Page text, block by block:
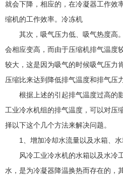
就会下降，相应的，在冷凝器工作效
缩机的工作效率。冷冻机
其次，吸气压力低、吸气热度高
会相应变高，而由于压缩机排气温度
较大，这是因为吸气的时候吸气压力
压缩比来达到降低排气温度和排气压
根据上述的引起排气温度过高的
工业冷水机组的排气温度，可以对压
择以下这个几个方法来解决问题。
1、增加冷却水流量以及水箱、水
风冷工业冷水机的水箱以及水冷
水，是为冷凝器降温换热而存在的，